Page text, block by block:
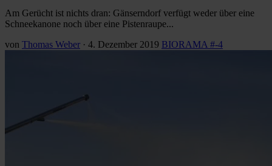
Am Gerücht ist nichts dran: Gänserndorf verfügt weder über eine
Schneekanone noch über eine Pistenraupe...
von Thomas Weber · 4. Dezember 2019 BIORAMA #-4